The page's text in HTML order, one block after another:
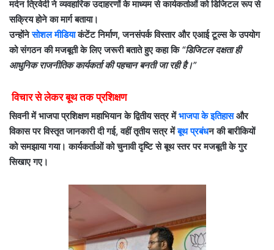
मर्दन त्रिवेदी ने व्यवहारिक उदाहरणों के माध्यम से कार्यकर्ताओं को डिजिटल रूप से
सक्रिय होने का मार्ग बताया।
उन्होंनेसोशल मीडियाकंटेंट निर्माण, जनसंपर्क विस्तार और एआई टूल्स के उपयोग
को संगठन की मजबूती के लिए जरूरी बताते हुए कहा कि “डिजिटल दक्षता ही
आधुनिक राजनीतिक कार्यकर्ता की पहचान बनती जा रही है।”
विचार से लेकर बूथ तक प्रशिक्षण
सिवनी में भाजपा प्रशिक्षण महाभियान के द्वितीय सत्र मेंभाजपा के इतिहासऔर
विकास पर विस्तृत जानकारी दी गई, वहीं तृतीय सत्र मेंबूथ प्रबंधन की बारीकियों
को समझाया गया। कार्यकर्ताओं को चुनावी दृष्टि से बूथ स्तर पर मजबूती के गुर
सिखाए गए।